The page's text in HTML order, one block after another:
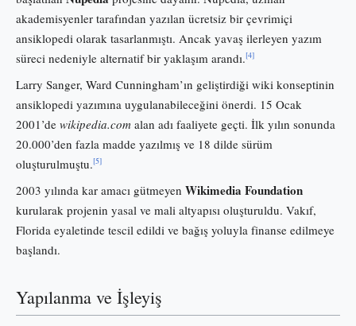
akademisyenler tarafından yazılan ücretsiz bir çevrimiçi
ansiklopedi olarak tasarlanmıştı. Ancak yavaş ilerleyen yazım
süreci nedeniyle alternatif bir yaklaşım arandı.[4]
Larry Sanger, Ward Cunningham’ın geliştirdiği wiki konseptinin
ansiklopedi yazımına uygulanabileceğini önerdi. 15 Ocak
2001’de wikipedia.com alan adı faaliyete geçti. İlk yılın sonunda
20.000’den fazla madde yazılmış ve 18 dilde sürüm
oluşturulmuştu.[5]
2003 yılında kar amacı gütmeyen Wikimedia Foundation
kurularak projenin yasal ve mali altyapısı oluşturuldu. Vakıf,
Florida eyaletinde tescil edildi ve bağış yoluyla finanse edilmeye
başlandı.
Yapılanma ve İşleyiş